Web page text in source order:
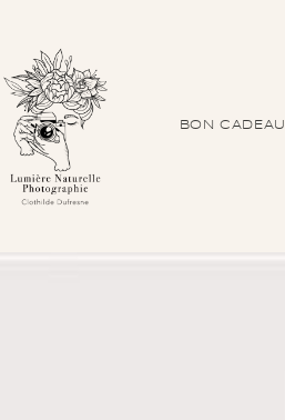
BON CADEAU